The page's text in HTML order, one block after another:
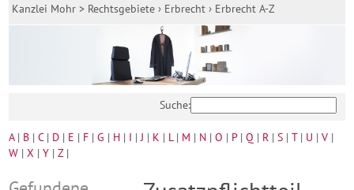
Kanzlei Mohr > Rechtsgebiete › Erbrecht › Erbrecht A-Z
Suche:
A| B |C| D | E | F |G | H | I |J | K | L| M | N |O | P|Q | R |S |T| U |V |
W |X |Y |Z|